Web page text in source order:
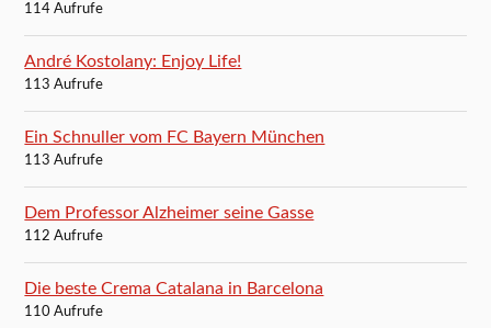
114 Aufrufe
André Kostolany: Enjoy Life!
113 Aufrufe
Ein Schnuller vom FC Bayern München
113 Aufrufe
Dem Professor Alzheimer seine Gasse
112 Aufrufe
Die beste Crema Catalana in Barcelona
110 Aufrufe